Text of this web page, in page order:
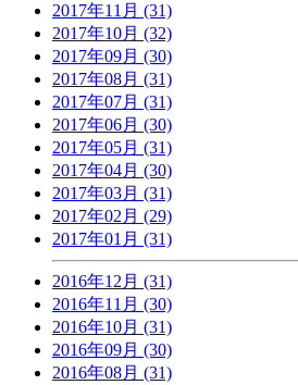
2017年11月 (31)
2017年10月 (32)
2017年09月 (30)
2017年08月 (31)
2017年07月 (31)
2017年06月 (30)
2017年05月 (31)
2017年04月 (30)
2017年03月 (31)
2017年02月 (29)
2017年01月 (31)
2016年12月 (31)
2016年11月 (30)
2016年10月 (31)
2016年09月 (30)
2016年08月 (31)